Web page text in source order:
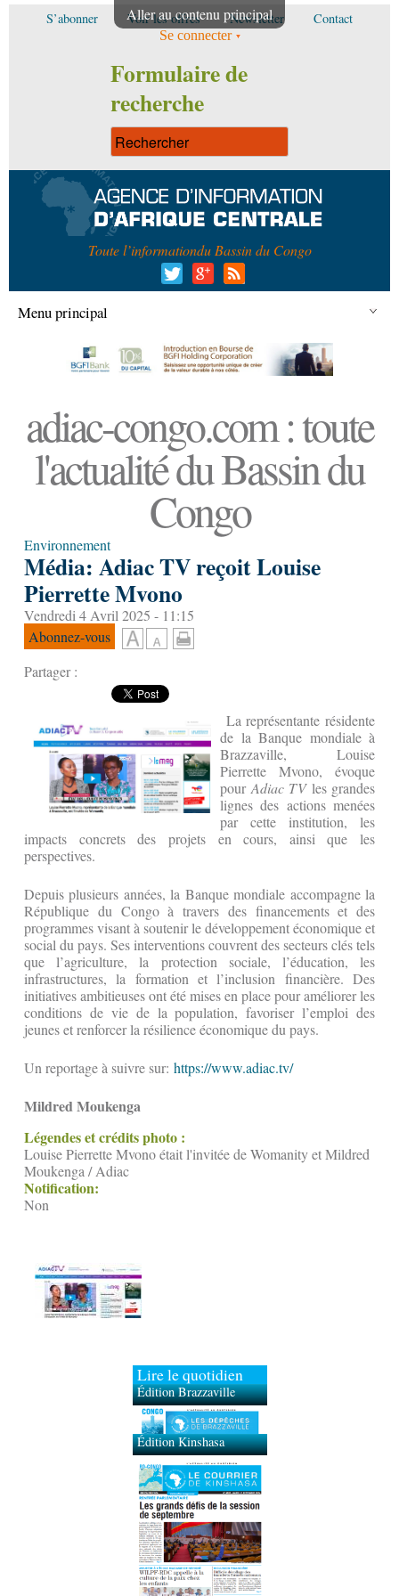
Aller au contenu principal
S’abonner Voir les offres Newsletter Contact
Se connecter
Formulaire de
recherche
Toute l’informationdu Bassin du Congo
Menu principal
adiac-congo.com : toute
l'actualité du Bassin du
Congo
Environnement
Média: Adiac TV reçoit Louise
Pierrette Mvono
Vendredi 4 Avril 2025 - 11:15
Abonnez-vous
Partager :
La représentante résidente
de la Banque mondiale à
Brazzaville, Louise
Pierrette Mvono, évoque
pourAdiac TVles grandes
lignes des actions menées
par cette institution, les
impacts concrets des projets en cours, ainsi que les
perspectives.
Depuis plusieurs années, la Banque mondiale accompagne la
République du Congo à travers des financements et des
programmes visant à soutenir le développement économique et
social du pays. Ses interventions couvrent des secteurs clés tels
que l’agriculture, la protection sociale, l’éducation, les
infrastructures, la formation et l’inclusion financière. Des
initiatives ambitieuses ont été mises en place pour améliorer les
conditions de vie de la population, favoriser l’emploi des
jeunes et renforcer la résilience économique du pays.
Un reportage à suivre sur: https://www.adiac.tv/
Mildred Moukenga
Légendes et crédits photo :
Louise Pierrette Mvono était l'invitée de Womanity et Mildred
Moukenga / Adiac
Notification:
Non
Lire le quotidien
Édition Brazzaville
Édition Kinshasa